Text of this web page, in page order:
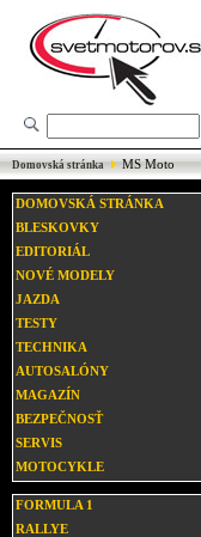
Domovská stránka MS Moto
DOMOVSKÁ STRÁNKA
BLESKOVKY
EDITORIÁL
NOVÉ MODELY
JAZDA
TESTY
TECHNIKA
AUTOSALÓNY
MAGAZÍN
BEZPEČNOSŤ
SERVIS
MOTOCYKLE
FORMULA 1
RALLYE